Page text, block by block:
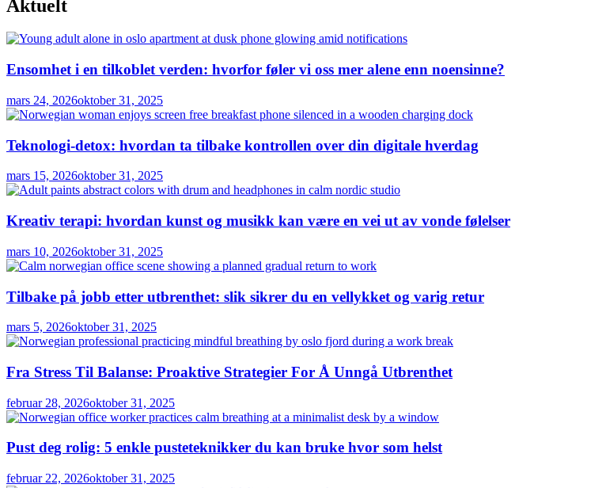
Aktuelt
Ensomhet i en tilkoblet verden: hvorfor føler vi oss mer alene enn noensinne?
mars 24, 2026oktober 31, 2025
Teknologi-detox: hvordan ta tilbake kontrollen over din digitale hverdag
mars 15, 2026oktober 31, 2025
Kreativ terapi: hvordan kunst og musikk kan være en vei ut av vonde følelser
mars 10, 2026oktober 31, 2025
Tilbake på jobb etter utbrenthet: slik sikrer du en vellykket og varig retur
mars 5, 2026oktober 31, 2025
Fra Stress Til Balanse: Proaktive Strategier For Å Unngå Utbrenthet
februar 28, 2026oktober 31, 2025
Pust deg rolig: 5 enkle pusteteknikker du kan bruke hvor som helst
februar 22, 2026oktober 31, 2025